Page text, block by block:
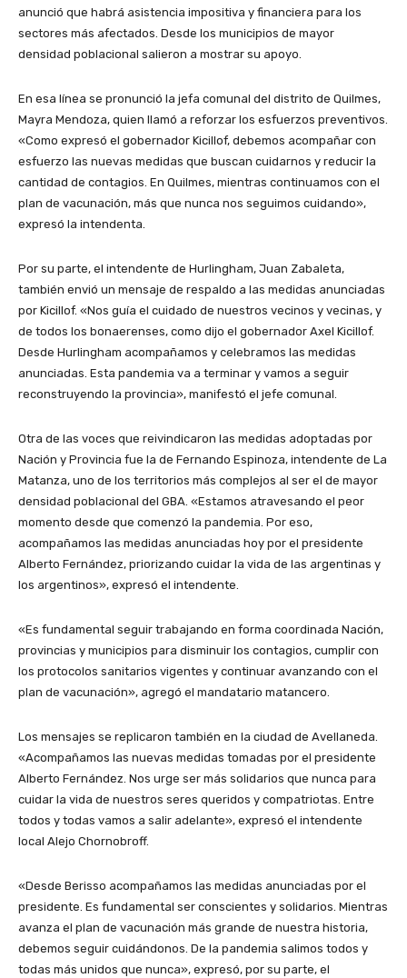
anunció que habrá asistencia impositiva y financiera para los
sectores más afectados. Desde los municipios de mayor
densidad poblacional salieron a mostrar su apoyo.
En esa línea se pronunció la jefa comunal del distrito de Quilmes,
Mayra Mendoza, quien llamó a reforzar los esfuerzos preventivos.
«Como expresó el gobernador Kicillof, debemos acompañar con
esfuerzo las nuevas medidas que buscan cuidarnos y reducir la
cantidad de contagios. En Quilmes, mientras continuamos con el
plan de vacunación, más que nunca nos seguimos cuidando»,
expresó la intendenta.
Por su parte, el intendente de Hurlingham, Juan Zabaleta,
también envió un mensaje de respaldo a las medidas anunciadas
por Kicillof. «Nos guía el cuidado de nuestros vecinos y vecinas, y
de todos los bonaerenses, como dijo el gobernador Axel Kicillof.
Desde Hurlingham acompañamos y celebramos las medidas
anunciadas. Esta pandemia va a terminar y vamos a seguir
reconstruyendo la provincia», manifestó el jefe comunal.
Otra de las voces que reivindicaron las medidas adoptadas por
Nación y Provincia fue la de Fernando Espinoza, intendente de La
Matanza, uno de los territorios más complejos al ser el de mayor
densidad poblacional del GBA. «Estamos atravesando el peor
momento desde que comenzó la pandemia. Por eso,
acompañamos las medidas anunciadas hoy por el presidente
Alberto Fernández, priorizando cuidar la vida de las argentinas y
los argentinos», expresó el intendente.
«Es fundamental seguir trabajando en forma coordinada Nación,
provincias y municipios para disminuir los contagios, cumplir con
los protocolos sanitarios vigentes y continuar avanzando con el
plan de vacunación», agregó el mandatario matancero.
Los mensajes se replicaron también en la ciudad de Avellaneda.
«Acompañamos las nuevas medidas tomadas por el presidente
Alberto Fernández. Nos urge ser más solidarios que nunca para
cuidar la vida de nuestros seres queridos y compatriotas. Entre
todos y todas vamos a salir adelante», expresó el intendente
local Alejo Chornobroff.
«Desde Berisso acompañamos las medidas anunciadas por el
presidente. Es fundamental ser conscientes y solidarios. Mientras
avanza el plan de vacunación más grande de nuestra historia,
debemos seguir cuidándonos. De la pandemia salimos todos y
todas más unidos que nunca», expresó, por su parte, el